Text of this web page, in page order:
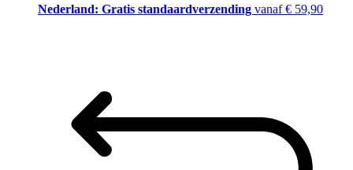
Nederland: Gratis standaardverzending vanaf € 59,90